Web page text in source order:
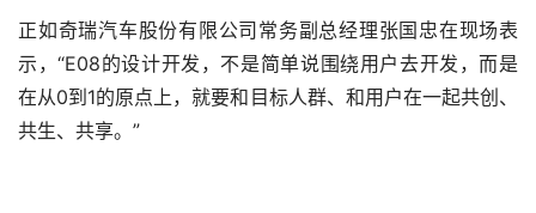
正如奇瑞汽车股份有限公司常务副总经理张国忠在现场表
示，“E08的设计开发，不是简单说围绕用户去开发，而是
在从0到1的原点上，就要和目标人群、和用户在一起共创、
共生、共享。”